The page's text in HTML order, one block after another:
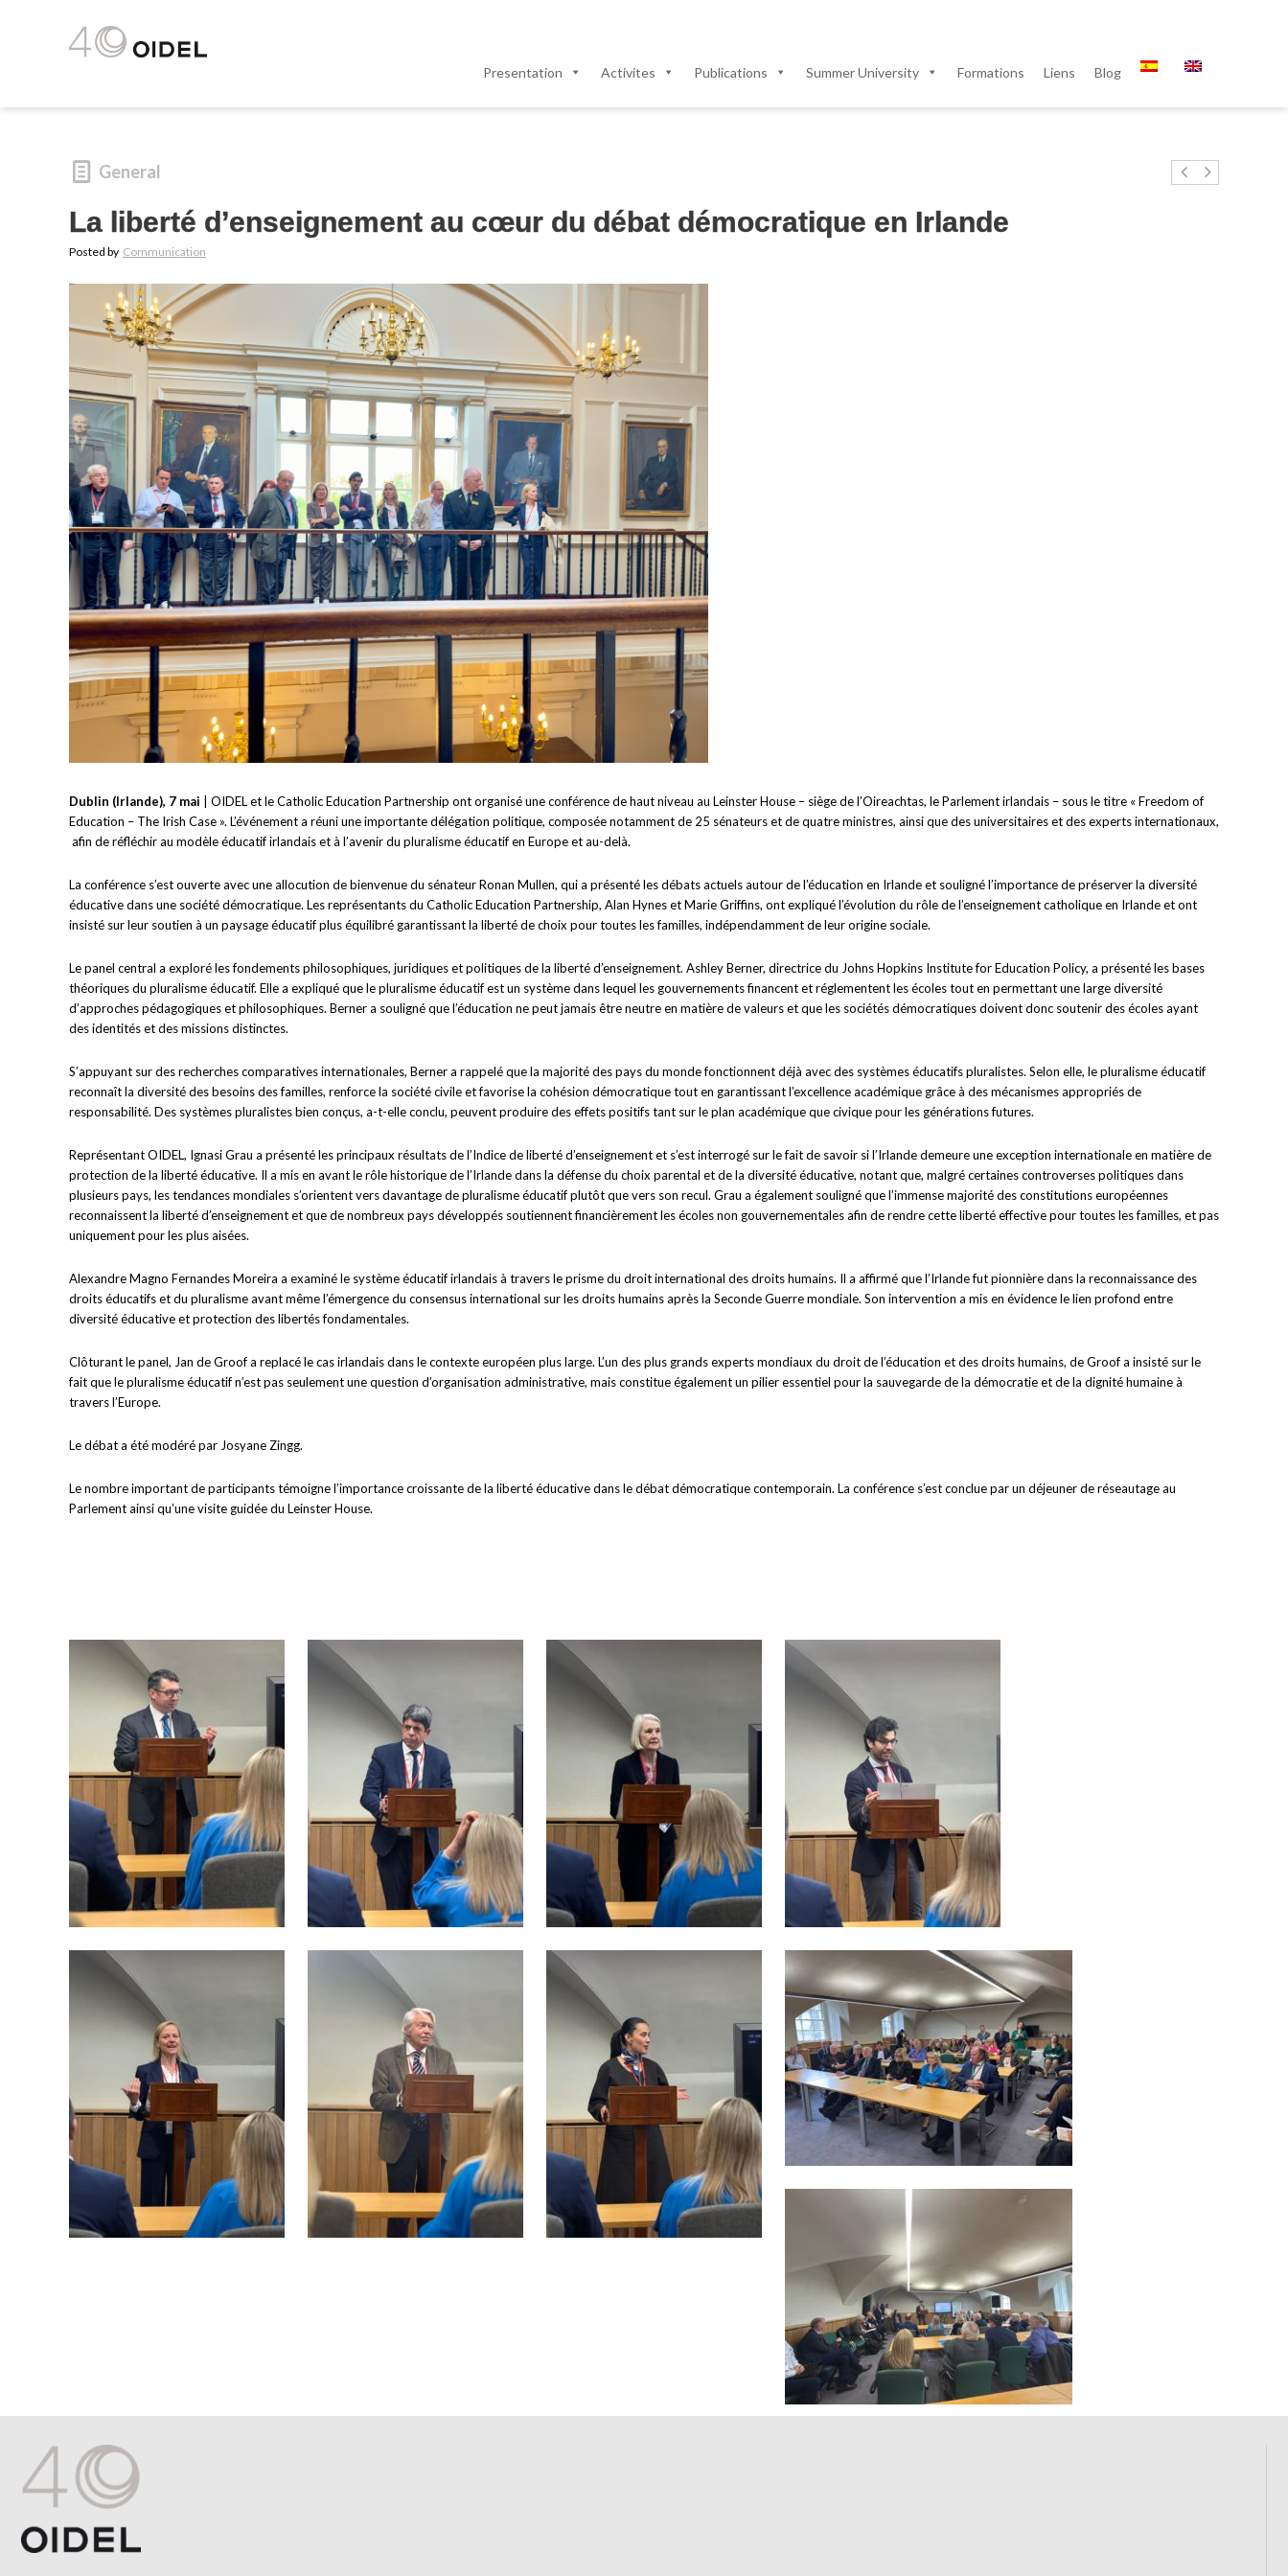
Presentation Activites Publications Summer University Formations Liens Blog
General
La liberté d’enseignement au cœur du débat démocratique en Irlande
Posted by Communication
Dublin (Irlande), 7 mai | OIDEL et le Catholic Education Partnership ont organisé une conférence de haut niveau au Leinster House – siège de l’Oireachtas, le Parlement irlandais – sous le titre « Freedom of
Education – The Irish Case ». L’événement a réuni une importante délégation politique, composée notamment de 25 sénateurs et de quatre ministres, ainsi que des universitaires et des experts internationaux,
afin de réfléchir au modèle éducatif irlandais et à l’avenir du pluralisme éducatif en Europe et au-delà.
La conférence s’est ouverte avec une allocution de bienvenue du sénateur Ronan Mullen, qui a présenté les débats actuels autour de l’éducation en Irlande et souligné l’importance de préserver la diversité
éducative dans une société démocratique. Les représentants du Catholic Education Partnership, Alan Hynes et Marie Griffins, ont expliqué l’évolution du rôle de l’enseignement catholique en Irlande et ont
insisté sur leur soutien à un paysage éducatif plus équilibré garantissant la liberté de choix pour toutes les familles, indépendamment de leur origine sociale.
Le panel central a exploré les fondements philosophiques, juridiques et politiques de la liberté d’enseignement. Ashley Berner, directrice du Johns Hopkins Institute for Education Policy, a présenté les bases
théoriques du pluralisme éducatif. Elle a expliqué que le pluralisme éducatif est un système dans lequel les gouvernements financent et réglementent les écoles tout en permettant une large diversité
d’approches pédagogiques et philosophiques. Berner a souligné que l’éducation ne peut jamais être neutre en matière de valeurs et que les sociétés démocratiques doivent donc soutenir des écoles ayant
des identités et des missions distinctes.
S’appuyant sur des recherches comparatives internationales, Berner a rappelé que la majorité des pays du monde fonctionnent déjà avec des systèmes éducatifs pluralistes. Selon elle, le pluralisme éducatif
reconnaît la diversité des besoins des familles, renforce la société civile et favorise la cohésion démocratique tout en garantissant l’excellence académique grâce à des mécanismes appropriés de
responsabilité. Des systèmes pluralistes bien conçus, a-t-elle conclu, peuvent produire des effets positifs tant sur le plan académique que civique pour les générations futures.
Représentant OIDEL, Ignasi Grau a présenté les principaux résultats de l’Indice de liberté d’enseignement et s’est interrogé sur le fait de savoir si l’Irlande demeure une exception internationale en matière de
protection de la liberté éducative. Il a mis en avant le rôle historique de l’Irlande dans la défense du choix parental et de la diversité éducative, notant que, malgré certaines controverses politiques dans
plusieurs pays, les tendances mondiales s’orientent vers davantage de pluralisme éducatif plutôt que vers son recul. Grau a également souligné que l’immense majorité des constitutions européennes
reconnaissent la liberté d’enseignement et que de nombreux pays développés soutiennent financièrement les écoles non gouvernementales afin de rendre cette liberté effective pour toutes les familles, et pas
uniquement pour les plus aisées.
Alexandre Magno Fernandes Moreira a examiné le système éducatif irlandais à travers le prisme du droit international des droits humains. Il a affirmé que l’Irlande fut pionnière dans la reconnaissance des
droits éducatifs et du pluralisme avant même l’émergence du consensus international sur les droits humains après la Seconde Guerre mondiale. Son intervention a mis en évidence le lien profond entre
diversité éducative et protection des libertés fondamentales.
Clôturant le panel, Jan de Groof a replacé le cas irlandais dans le contexte européen plus large. L’un des plus grands experts mondiaux du droit de l’éducation et des droits humains, de Groof a insisté sur le
fait que le pluralisme éducatif n’est pas seulement une question d’organisation administrative, mais constitue également un pilier essentiel pour la sauvegarde de la démocratie et de la dignité humaine à
travers l’Europe.
Le débat a été modéré par Josyane Zingg.
Le nombre important de participants témoigne l’importance croissante de la liberté éducative dans le débat démocratique contemporain. La conférence s’est conclue par un déjeuner de réseautage au
Parlement ainsi qu’une visite guidée du Leinster House.